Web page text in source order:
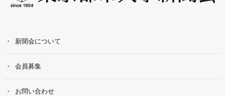
新聞会について
会員募集
お問い合わせ